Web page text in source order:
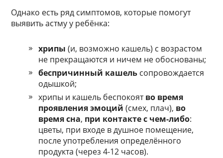
Однако есть ряд симптомов, которые помогут
выявить астму у ребёнка:
хрипы (и, возможно кашель) с возрастом
не прекращаются и ничем не обоснованы;
беспричинный кашель сопровождается
одышкой;
хрипы и кашель беспокоятво время
проявления эмоций (смех, плач), во
время сна, при контакте с чем-либо:
цветы, при входе в душное помещение,
после употребления определённого
продукта (через 4-12 часов).